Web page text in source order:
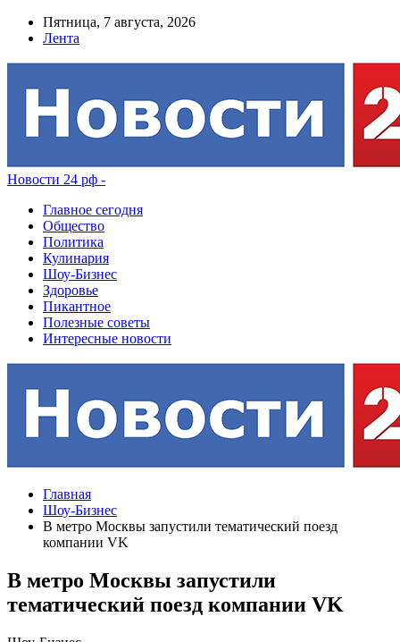
Пятница, 7 августа, 2026
Лента
Новости 24 рф -
Главное сегодня
Общество
Политика
Кулинария
Шоу-Бизнес
Здоровье
Пикантное
Полезные советы
Интересные новости
Главная
Шоу-Бизнес
В метро Москвы запустили тематический поезд
компании VK
В метро Москвы запустили
тематический поезд компании VK